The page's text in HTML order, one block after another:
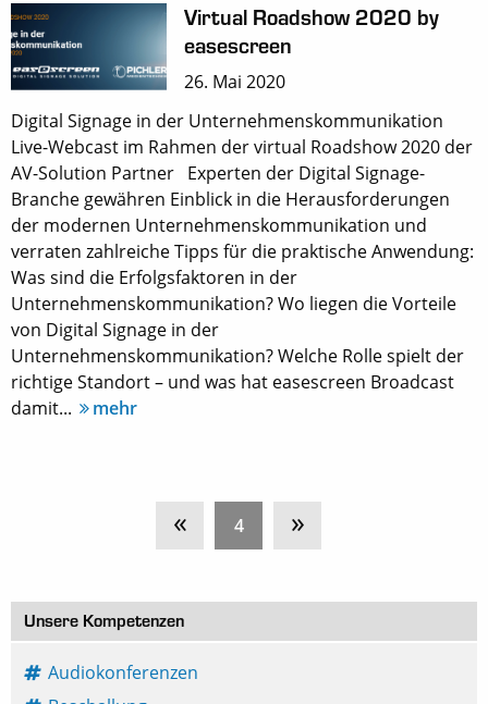
Virtual Roadshow 2020 by
easescreen
26. Mai 2020
Digital Signage in der Unternehmenskommunikation
Live-Webcast im Rahmen der virtual Roadshow 2020 der
AV-Solution Partner Experten der Digital Signage-
Branche gewähren Einblick in die Herausforderungen
der modernen Unternehmenskommunikation und
verraten zahlreiche Tipps für die praktische Anwendung:
Was sind die Erfolgsfaktoren in der
Unternehmenskommunikation? Wo liegen die Vorteile
von Digital Signage in der
Unternehmenskommunikation? Welche Rolle spielt der
richtige Standort – und was hat easescreen Broadcast
damit...
mehr
« 4 »
Unsere Kompetenzen
Audiokonferenzen